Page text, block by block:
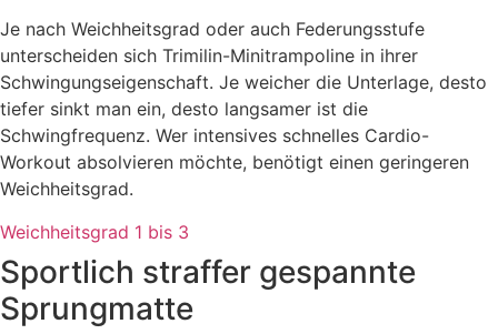
Je nach Weichheitsgrad oder auch Federungsstufe
unterscheiden sich Trimilin-Minitrampoline in ihrer
Schwingungseigenschaft. Je weicher die Unterlage, desto
tiefer sinkt man ein, desto langsamer ist die
Schwingfrequenz. Wer intensives schnelles Cardio-
Workout absolvieren möchte, benötigt einen geringeren
Weichheitsgrad.
Weichheitsgrad 1 bis 3
Sportlich straffer gespannte
Sprungmatte